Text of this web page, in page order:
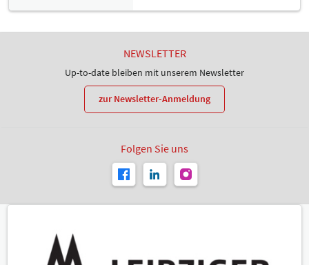
NEWSLETTER
Up-to-date bleiben mit unserem Newsletter
zur Newsletter-Anmeldung
Folgen Sie uns